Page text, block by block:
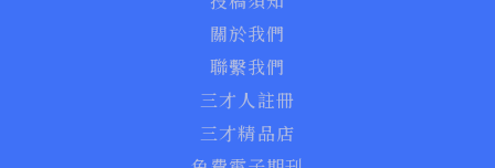
關於我們
聯繫我們
三才人註冊
三才精品店